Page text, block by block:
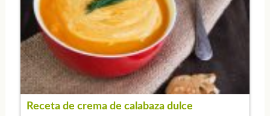
Receta de crema de calabaza dulce